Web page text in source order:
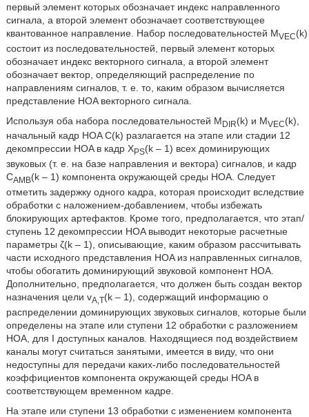
первый элемент которых обозначает индекс направленного
сигнала, а второй элемент обозначает соответствующее
квантованное направление. Набор последовательностей MVEC(k)
состоит из последовательностей, первый элемент которых
обозначает индекс векторного сигнала, а второй элемент
обозначает вектор, определяющий распределение по
направлениям сигналов, т. е. то, каким образом вычисляется
представление HOA векторного сигнала.
Используя оба набора последовательностей MDIR(k) и MVEC(k),
начальный кадр HOA C(k) разлагается на этапе или стадии 12
декомпрессии HOA в кадр XPS(k – 1) всех доминирующих
звуковых (т. е. на базе направления и вектора) сигналов, и кадр
CAMB(k – 1) компонента окружающей среды HOA. Следует
отметить задержку одного кадра, которая происходит вследствие
обработки с наложением-добавлением, чтобы избежать
блокирующих артефактов. Кроме того, предполагается, что этап/
ступень 12 декомпрессии HOA выводит некоторые расчетные
параметры ζ(k – 1), описывающие, каким образом рассчитывать
части исходного представления HOA из направленных сигналов,
чтобы обогатить доминирующий звуковой компонент HOA.
Дополнительно, предполагается, что должен быть создан вектор
назначения цели vA,T(k – 1), содержащий информацию о
распределении доминирующих звуковых сигналов, которые были
определены на этапе или ступени 12 обработки с разложением
HOA, для I доступных каналов. Находящиеся под воздействием
каналы могут считаться занятыми, имеется в виду, что они
недоступны для передачи каких-либо последовательностей
коэффициентов компонента окружающей среды HOA в
соответствующем временном кадре.
На этапе или ступени 13 обработки с изменением компонента